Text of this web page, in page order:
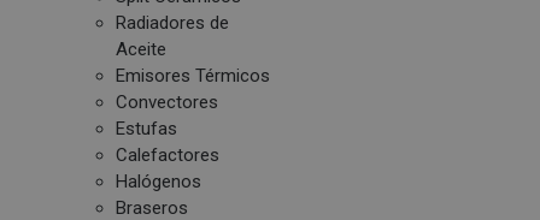
Radiadores de
Aceite
Emisores Térmicos
Convectores
Estufas
Calefactores
Halógenos
Braseros